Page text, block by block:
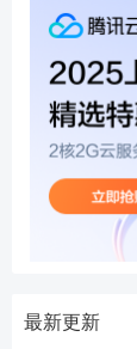
最新更新